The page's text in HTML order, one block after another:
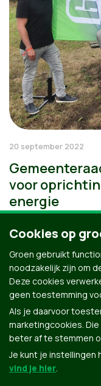
20 september 2022
voor
energie
Cookies op
Groen gebruikt
noodzakelijk zijn om
Deze cookies
geen toestemming
Als je daarvoor
marketingcookies.
beter af te stemmen
Je kunt je instellingen
vind je hier.